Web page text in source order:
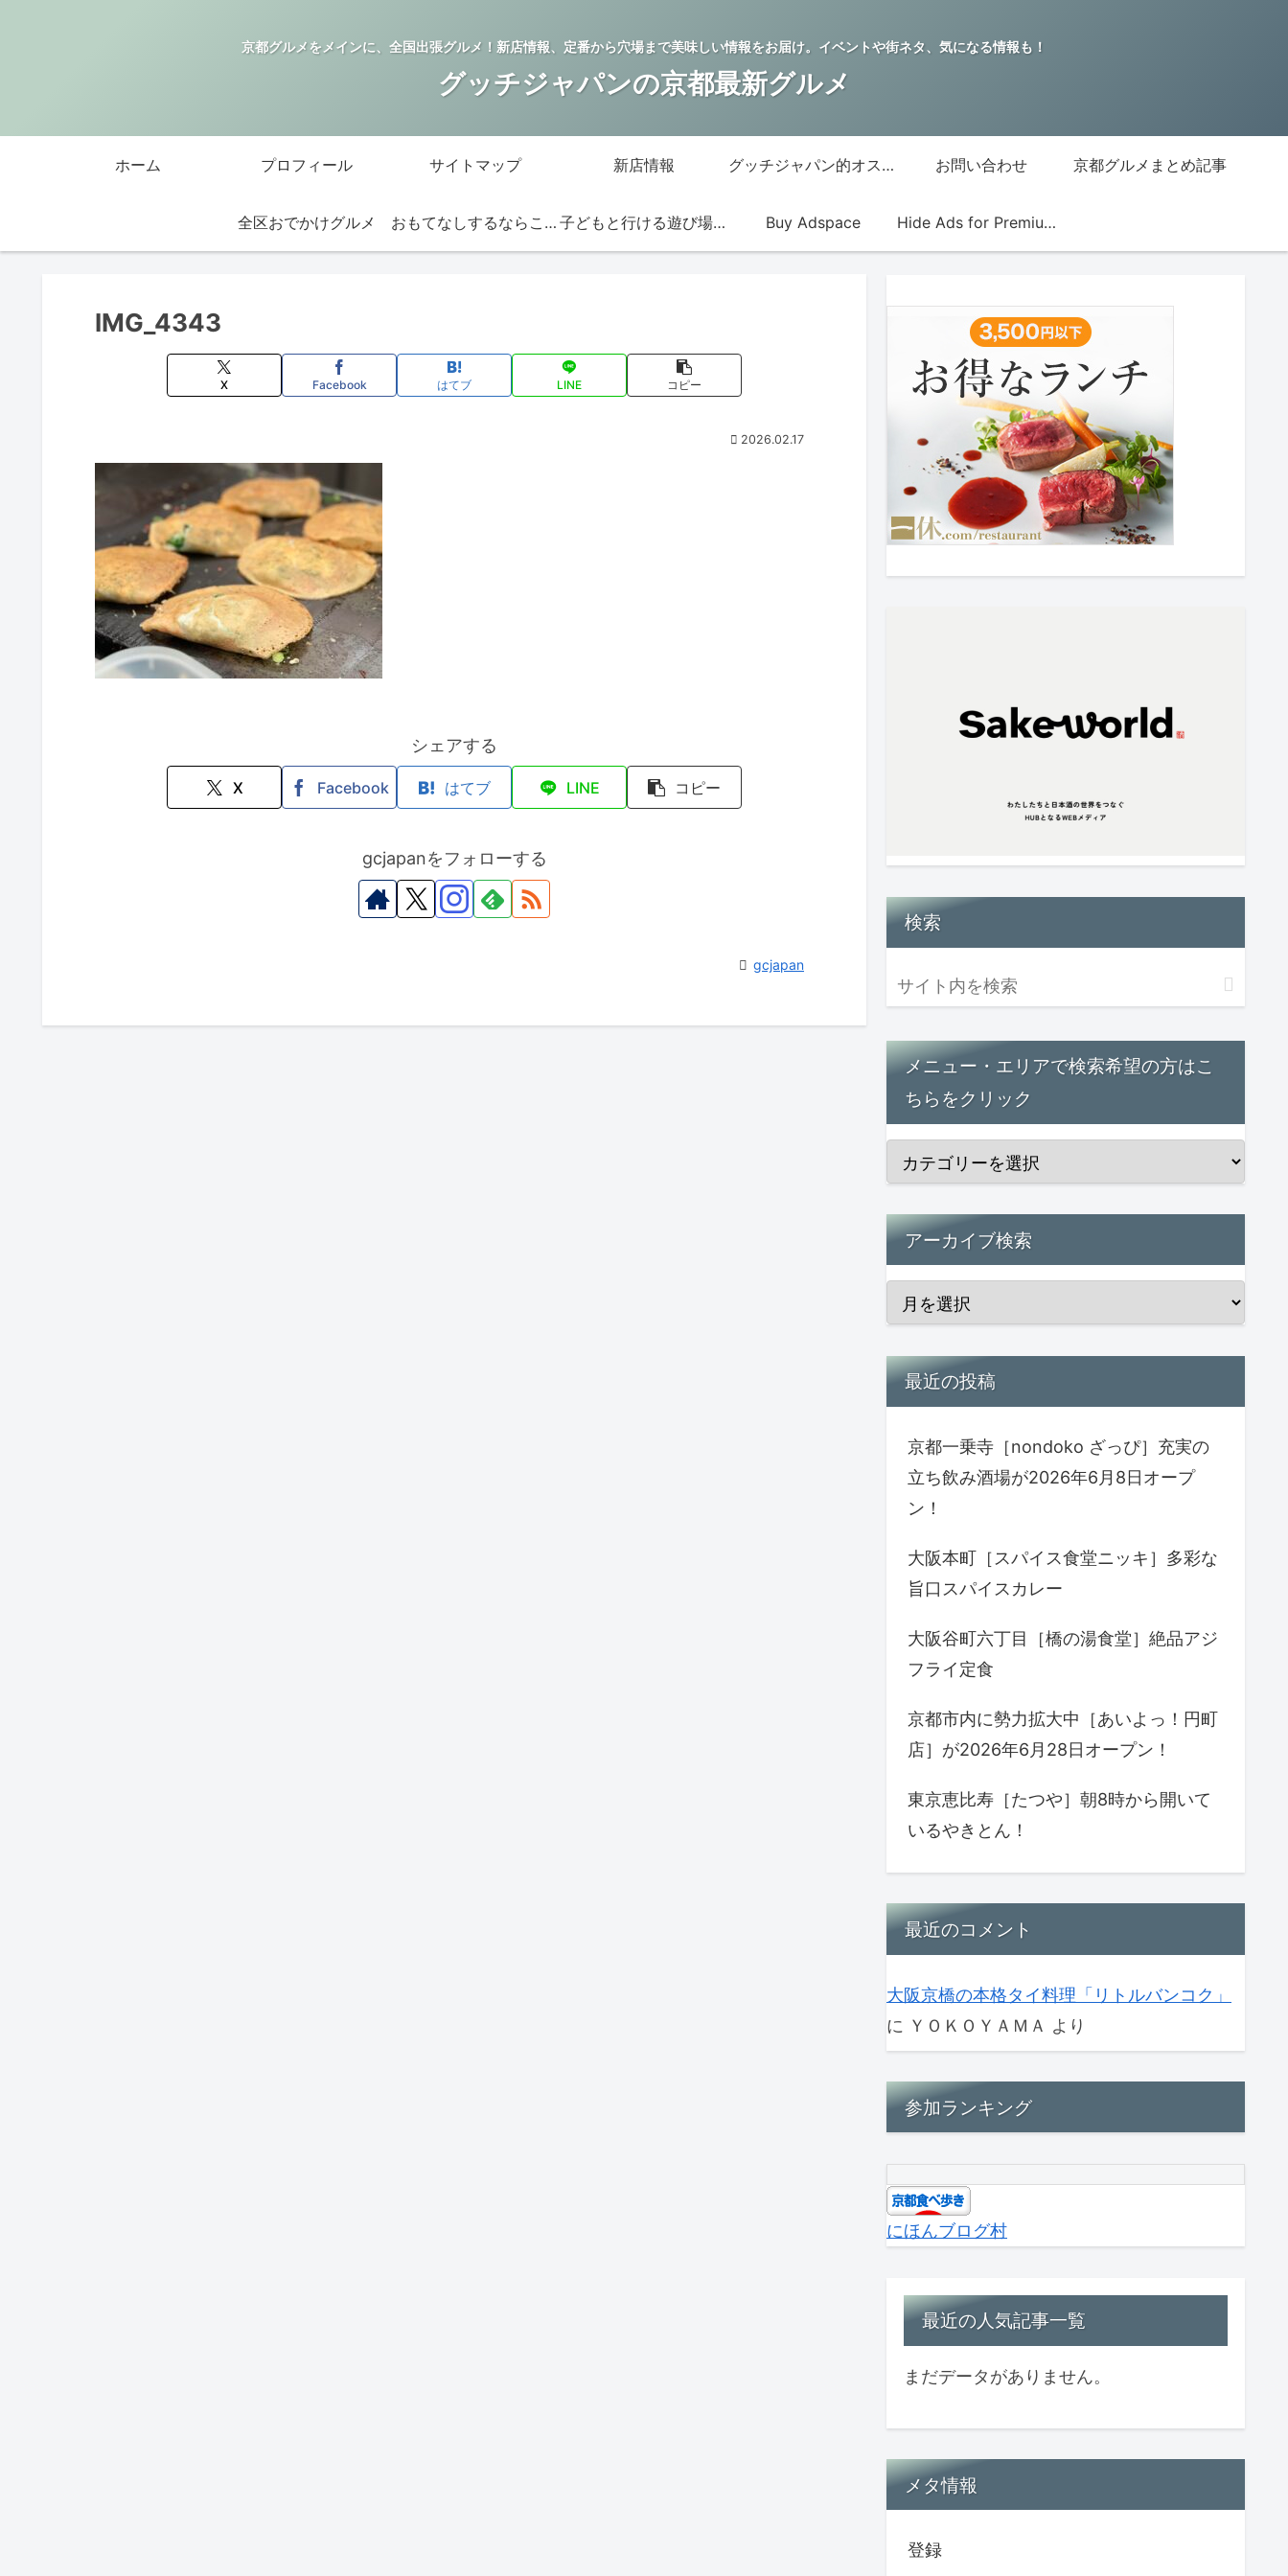
京都グルメをメインに、全国出張グルメ！新店情報、定番から穴場まで美味しい情報をお届け。イベントや街ネタ、気になる情報も！
グッチジャパンの京都最新グルメ
ホーム プロフィール サイトマップ 新店情報 グッチジャパン的オススメ店 お問い合わせ 京都グルメまとめ記事
全区おでかけグルメ おもてなしするならこの店 子どもと行ける遊び場・お店 Buy Adspace Hide Ads for Premium Members
IMG_4343
X Facebook はてブ LINE コピー
2026.02.17
シェアする
X Facebook はてブ LINE コピー
gcjapanをフォローする
gcjapan
検索
メニュー・エリアで検索希望の方はこ
ちらをクリック
アーカイブ検索
最近の投稿
京都一乗寺［nondoko ざっぴ］充実の
立ち飲み酒場が2026年6月8日オープ
ン！
大阪本町［スパイス食堂ニッキ］多彩な
旨口スパイスカレー
大阪谷町六丁目［橋の湯食堂］絶品アジ
フライ定食
京都市内に勢力拡大中［あいよっ！円町
店］が2026年6月28日オープン！
東京恵比寿［たつや］朝8時から開いて
いるやきとん！
最近のコメント
大阪京橋の本格タイ料理「リトルバンコク」
に ＹＯＫＯＹＡＭＡ より
参加ランキング
にほんブログ村
最近の人気記事一覧
まだデータがありません。
メタ情報
登録